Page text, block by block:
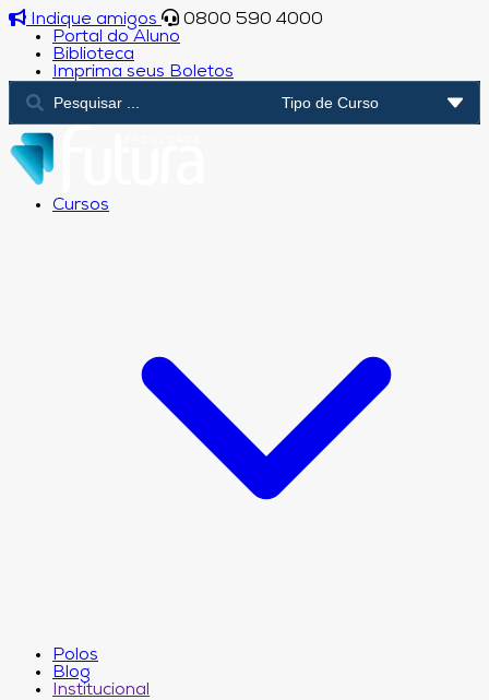
Indique amigos
0800 590 4000
Portal do Aluno
Biblioteca
Imprima seus Boletos
Cursos
Polos
Blog
Institucional